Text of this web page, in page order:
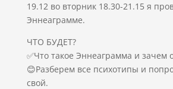
19.12 во вторник 18.30-21.15 я
Эннеаграмме.
ЧТО БУДЕТ?
✅Что такое Эннеаграмма и зачем
😊Разберем все психотипы и
свой.